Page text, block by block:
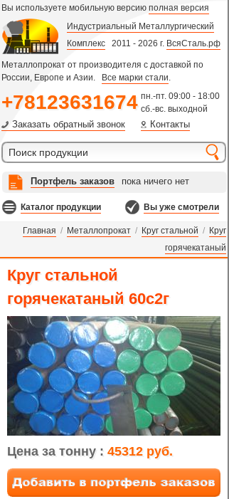
Вы используете мобильную версию полная версия
Индустриальный Металлургический
Комплекс 2011 - 2026 г. ВсяСталь.рф
Металлопрокат от производителя с доставкой по
России, Европе и Азии.
Все марки стали.
+78123631674 пн.-пт. 09:00 - 18:00
сб.-вс. выходной
Заказать обратный звонок Контакты
Портфель заказов пока ничего нет
Каталог продукции Вы уже смотрели
Главная / Металлопрокат / Круг стальной / Круг
горячекатаный
Круг стальной
горячекатаный 60с2г
Цена за тонну : 45312 руб.